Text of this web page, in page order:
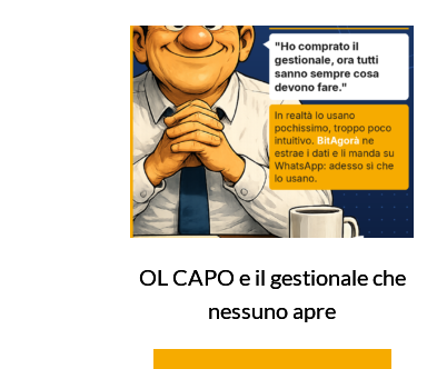
OL CAPO e il gestionale che
nessuno apre